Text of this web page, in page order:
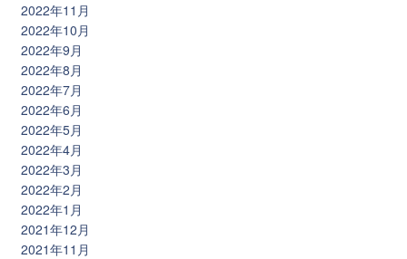
2022年11月
2022年10月
2022年9月
2022年8月
2022年7月
2022年6月
2022年5月
2022年4月
2022年3月
2022年2月
2022年1月
2021年12月
2021年11月